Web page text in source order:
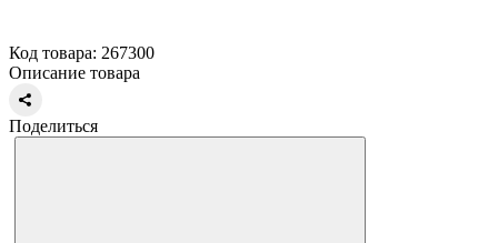
Код товара: 267300
Описание товара
Поделиться